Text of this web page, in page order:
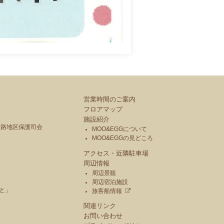
地区保護司会
」
営業時間のご案内
フロアマップ
施設紹介
MOO&EGGについて
MOO&EGGの見どころ
アクセス・近隣駐車場
周辺情報
周辺景観
周辺宿泊施設
旅客船情報
関連リンク
お問い合わせ